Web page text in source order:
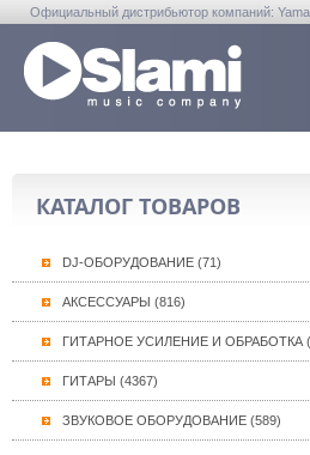
Официальный дистрибьютор компаний:
КАТАЛОГ ТОВАРОВ
DJ-ОБОРУДОВАНИЕ (71)
АКСЕССУАРЫ (816)
ГИТАРНОЕ УСИЛЕНИЕ И ОБРАБОТКА
ГИТАРЫ (4367)
ЗВУКОВОЕ ОБОРУДОВАНИЕ (589)